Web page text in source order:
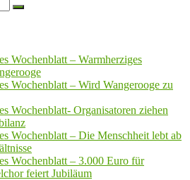
Wochenblatt – Warmherziges
Wochenblatt – Wird Wangerooge zu
Wochenblatt- Organisatoren ziehen
Wochenblatt – Die Menschheit lebt ab
Wochenblatt – 3.000 Euro für
feiert Jubiläum